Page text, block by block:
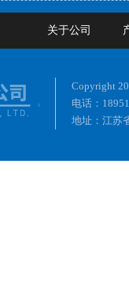
关于公司
Copyright
电话：
地址：江苏